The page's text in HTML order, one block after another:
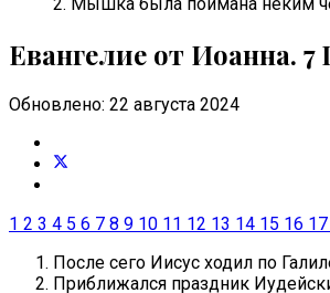
2. Мышка была поймана неким
Евангелие от Иоанна. 7
Обновлено: 22 августа 2024
1 2 3 4 5 6 7 8 9 10 11 12 13 14 15 16 17
После сего Иисус ходил по
Приближался праздник